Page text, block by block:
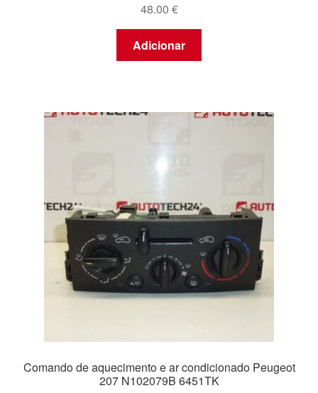
48.00 €
Adicionar
Comando de aquecimento e ar condicionado Peugeot
207 N102079B 6451TK